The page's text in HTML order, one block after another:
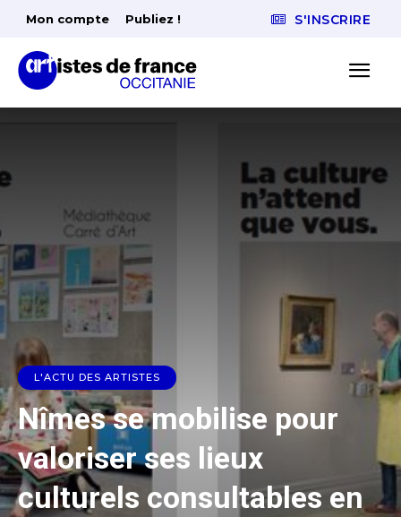
Mon compte Publiez ! S'INSCRIRE
L'ACTU DES ARTISTES
Nîmes se mobilise pour
valoriser ses lieux
culturels consultables en